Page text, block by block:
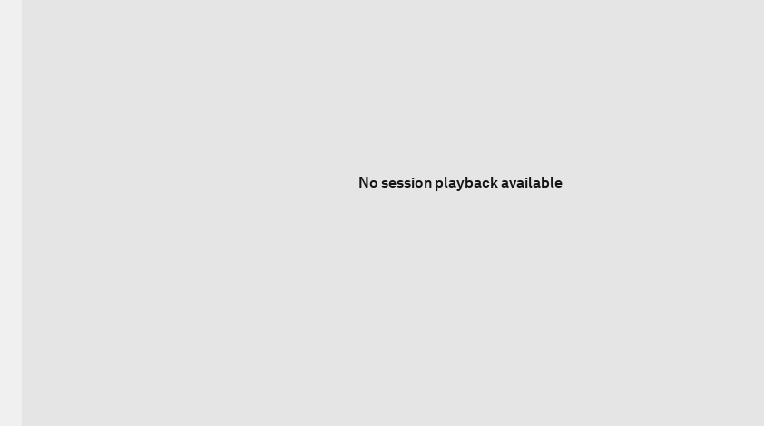
No session playback available